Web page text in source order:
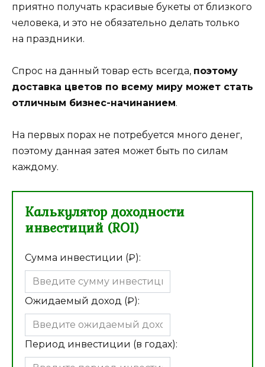
приятно получать красивые букеты от близкого
человека, и это не обязательно делать только
на праздники.
Спрос на данный товар есть всегда, поэтому
доставка цветов по всему миру может стать
отличным бизнес-начинанием.
На первых порах не потребуется много денег,
поэтому данная затея может быть по силам
каждому.
Калькулятор доходности
инвестиций (ROI)
Сумма инвестиции (₽):
Ожидаемый доход (₽):
Период инвестиции (в годах):